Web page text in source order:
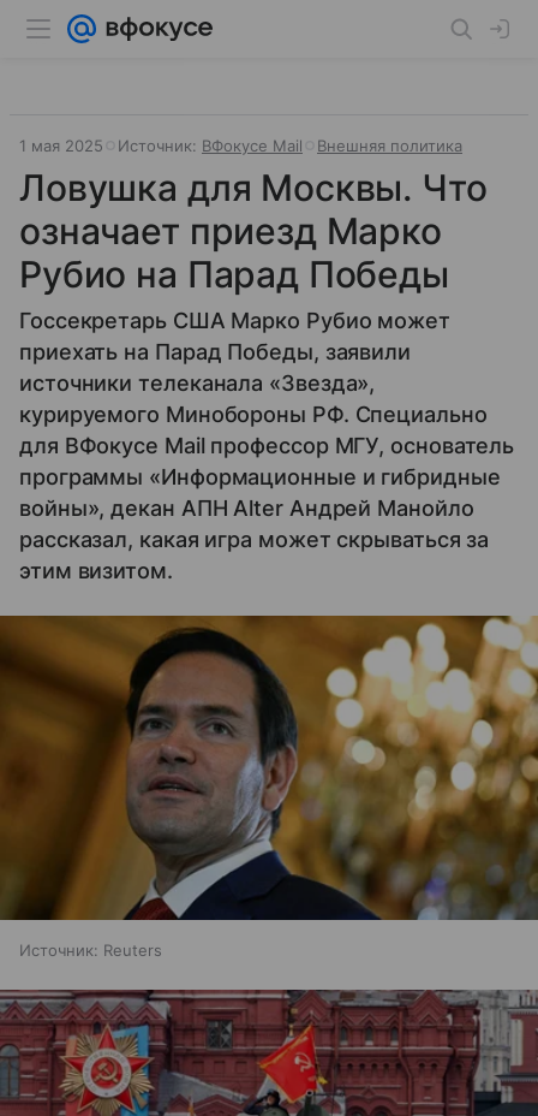
1 мая 2025 Источник: ВФокусе Mail Внешняя политика
Ловушка для Москвы. Что
означает приезд Марко
Рубио на Парад Победы
Госсекретарь США Марко Рубио может
приехать на Парад Победы, заявили
источники телеканала «Звезда»,
курируемого Минобороны РФ. Специально
для ВФокусе Mail профессор МГУ, основатель
программы «Информационные и гибридные
войны», декан АПН Alter Андрей Манойло
рассказал, какая игра может скрываться за
этим визитом.
Источник: Reuters